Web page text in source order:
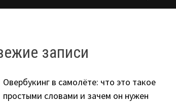
записи
Овербукинг в самолёте: что это такое
простыми словами и зачем он нужен